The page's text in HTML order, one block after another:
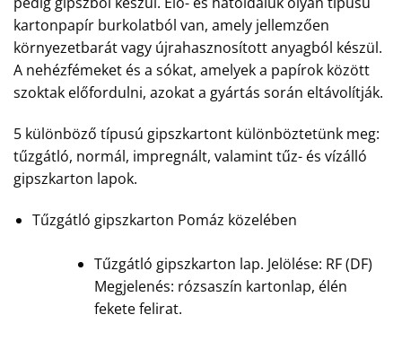
kartonpapír burkolatból van, amely jellemzően
környezetbarát vagy újrahasznosított anyagból készül.
A nehézfémeket és a sókat, amelyek a papírok között
szoktak előfordulni, azokat a gyártás során eltávolítják.
5 különböző típusú gipszkartont különböztetünk meg:
tűzgátló, normál, impregnált, valamint tűz- és vízálló
gipszkarton lapok.
Tűzgátló gipszkarton Pomáz közelében
Tűzgátló gipszkarton lap. Jelölése: RF (DF)
Megjelenés: rózsaszín kartonlap, élén
fekete felirat.